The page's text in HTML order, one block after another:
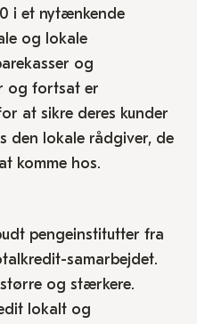
i et nytænkende
og lokale
og
og fortsat er
at sikre deres kunder
den lokale rådgiver, de
komme hos.
pengeinstitutter fra
samarbejdet.
og stærkere.
lokalt og